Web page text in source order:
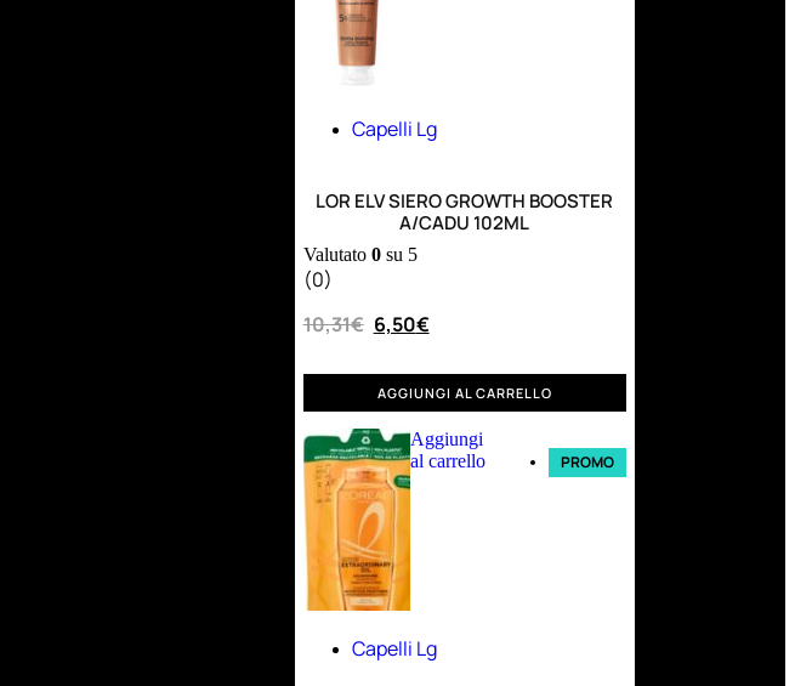
Capelli Lg
LOR ELV SIERO GROWTH BOOSTER
A/CADU 102ML
Valutato 0su 5
(0)
10,31€ 6,50€
AGGIUNGI AL CARRELLO
Aggiungi
al carrello
PROMO
Capelli Lg